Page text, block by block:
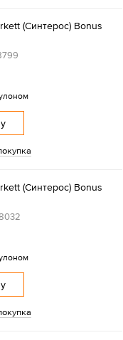
(Синтерос) Bonus
(Синтерос) Bonus